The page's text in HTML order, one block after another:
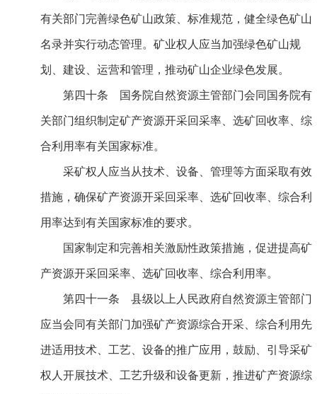
有关部门完善绿色矿山政策、标准规范，健全绿色矿山
名录并实行动态管理。矿业权人应当加强绿色矿山规
划、建设、运营和管理，推动矿山企业绿色发展。
第四十条 国务院自然资源主管部门会同国务院有
关部门组织制定矿产资源开采回采率、选矿回收率、综
合利用率有关国家标准。
采矿权人应当从技术、设备、管理等方面采取有效
措施，确保矿产资源开采回采率、选矿回收率、综合利
用率达到有关国家标准的要求。
国家制定和完善相关激励性政策措施，促进提高矿
产资源开采回采率、选矿回收率、综合利用率。
第四十一条 县级以上人民政府自然资源主管部门
应当会同有关部门加强矿产资源综合开采、综合利用先
进适用技术、工艺、设备的推广应用，鼓励、引导采矿
权人开展技术、工艺升级和设备更新，推进矿产资源综